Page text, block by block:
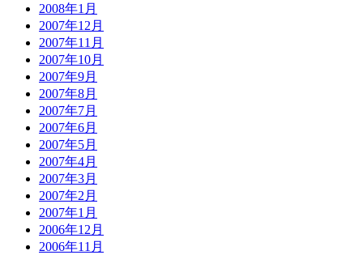
2008年1月
2007年12月
2007年11月
2007年10月
2007年9月
2007年8月
2007年7月
2007年6月
2007年5月
2007年4月
2007年3月
2007年2月
2007年1月
2006年12月
2006年11月